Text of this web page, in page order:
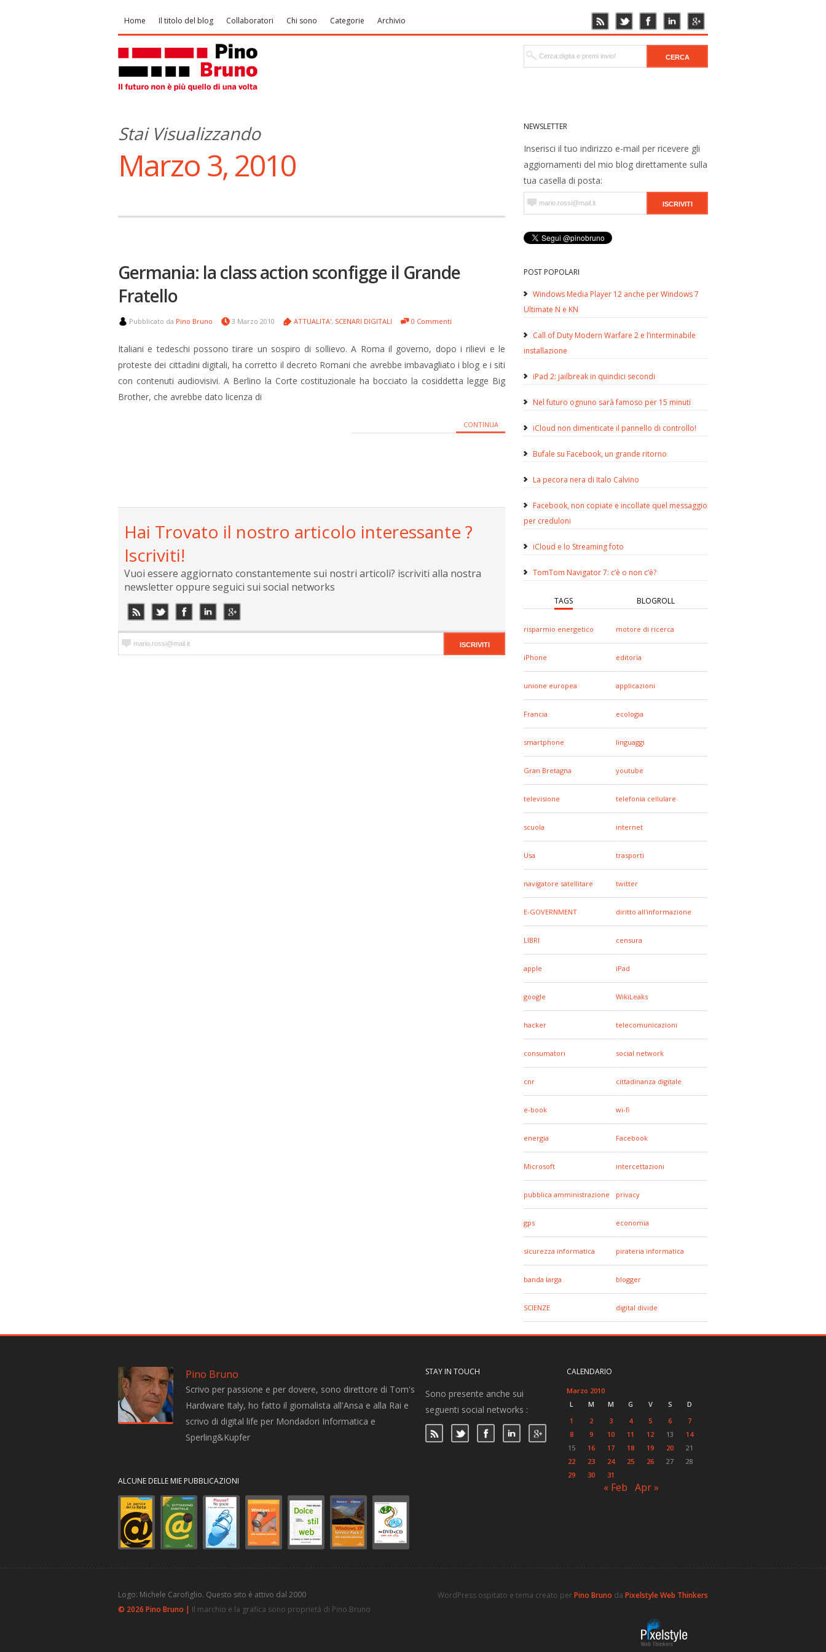
Home Il titolo del blog Collaboratori Chi sono Categorie Archivio
NEWSLETTER
Inserisci il tuo indirizzo e-mail per ricevere gli
aggiornamenti del mio blog direttamente sulla
tua casella di posta:
POST POPOLARI
Windows Media Player 12 anche per Windows 7
Ultimate N e KN
Call of Duty Modern Warfare 2 e l’interminabile
installazione
iPad 2: jailbreak in quindici secondi
Nel futuro ognuno sarà famoso per 15 minuti
iCloud non dimenticate il pannello di controllo!
Bufale su Facebook, un grande ritorno
La pecora nera di Italo Calvino
Facebook, non copiate e incollate quel messaggio
per creduloni
iCloud e lo Streaming foto
TomTom Navigator 7: c’è o non c’è?
TAGS BLOGROLL
risparmio energetico motore di ricerca
iPhone editoria
unione europea applicazioni
Francia ecologia
smartphone linguaggi
Gran Bretagna youtube
televisione telefonia cellulare
scuola internet
Usa trasporti
navigatore satellitare twitter
E-GOVERNMENT diritto all'informazione
LIBRI censura
apple iPad
google WikiLeaks
hacker telecomunicazioni
consumatori social network
cnr cittadinanza digitale
e-book wi-fi
energia Facebook
Microsoft intercettazioni
pubblica amministrazione privacy
gps economia
sicurezza informatica pirateria informatica
banda larga blogger
SCIENZE digital divide
Stai Visualizzando
Marzo 3, 2010
Germania: la class action sconfigge il Grande
Fratello
Pubblicato da Pino Bruno 3 Marzo 2010 ATTUALITA', SCENARI DIGITALI 0 Commenti
Italiani e tedeschi possono tirare un sospiro di sollievo. A Roma il governo, dopo i rilievi e le
proteste dei cittadini digitali, ha corretto il decreto Romani che avrebbe imbavagliato i blog e i siti
con contenuti audiovisivi. A Berlino la Corte costituzionale ha bocciato la cosiddetta legge Big
Brother, che avrebbe dato licenza di
CONTINUA
Hai Trovato il nostro articolo interessante ?
Iscriviti!
Vuoi essere aggiornato constantemente sui nostri articoli? iscriviti alla nostra
newsletter oppure seguici sui social networks
Pino Bruno
Scrivo per passione e per dovere, sono direttore di Tom's
Hardware Italy, ho fatto il giornalista all'Ansa e alla Rai e
scrivo di digital life per Mondadori Informatica e
Sperling&Kupfer
ALCUNE DELLE MIE PUBBLICAZIONI
STAY IN TOUCH
Sono presente anche sui
seguenti social networks :
CALENDARIO
Marzo 2010
L
M M G V S
D
1
2 3 4 5 6
7
8
9 10 11 12 13
14
15
16 17 18 19 20
21
22
23 24 25 26 27
28
29
30 31
« Feb Apr »
WordPress ospitato e tema creato perPino Bruno da Pixelstyle Web Thinkers
Logo: Michele Carofiglio. Questo sito è attivo dal 2000
© 2026 Pino Bruno | Il marchio e la grafica sono proprietà di Pino Bruno